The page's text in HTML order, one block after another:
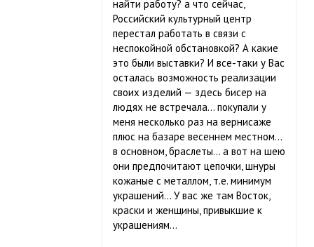
найти работу? а что сейчас,
Российский культурный центр
перестал работать в связи с
неспокойной обстановкой? А какие
это были выставки? И все-таки у Вас
осталась возможность реализации
своих изделий — здесь бисер на
людях не встречала… покупали у
меня несколько раз на вернисаже
плюс на базаре весеннем местном…
в основном, браслеты… а вот на шею
они предпочитают цепочки, шнуры
кожаные с металлом, т.е. минимум
украшений… У вас же там Восток,
краски и женщины, привыкшие к
украшениям…